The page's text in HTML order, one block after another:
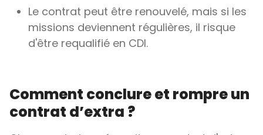
Le contrat peut être renouvelé, mais si les
missions deviennent régulières, il risque
d'être requalifié en CDI.
Comment conclure et rompre un
contrat d’extra ?